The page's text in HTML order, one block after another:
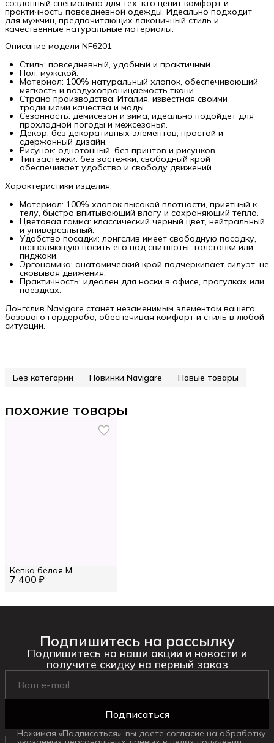
созданный специально для тех, кто ценит комфорт и
практичность повседневной одежды. Идеально подходит
для мужчин, предпочитающих лаконичный стиль и
качественные натуральные материалы.
Описание модели NF6201
Стиль: повседневный, удобный и практичный.
Пол: мужской.
Материал: 100% натуральный хлопок, обеспечивающий
мягкость и воздухопроницаемость ткани.
Страна производства: Италия, известная своими
традициями качества и моды.
Сезонность: демисезон и зима, идеально подойдет для
прохладной погоды и межсезонья.
Декор: без декоративных элементов, простой и
сдержанный дизайн.
Рисунок: однотонный, без принтов и рисунков.
Тип застежки: без застежки, свободный крой
обеспечивает удобство и свободу движений.
Характеристики изделия:
Материал: 100% хлопок высокой плотности, приятный к
телу, быстро впитывающий влагу и сохраняющий тепло.
Цветовая гамма: классический черный цвет, нейтральный
и универсальный.
Удобство посадки: лонгслив имеет свободную посадку,
позволяющую носить его под свитшоты, толстовки или
пиджаки.
Эргономика: анатомический крой подчеркивает силуэт, не
сковывая движения.
Практичность: идеален для носки в офисе, прогулках или
поездках.
Лонгслив Navigare станет незаменимым элементом вашего
базового гардероба, обеспечивая комфорт и стиль в любой
ситуации.
Без категории Новинки Navigare Новые товары
похожие товары
7 400 ₽
Кепка белая M
Подпишитесь на рассылку
Подпишитесь на наши акции и новости и
получите скидку на первый заказ
Подписаться
Нажимая «Подписаться», вы даете согласие на обработку